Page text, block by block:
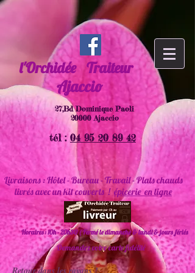
l'Orchidée Traiteur
Ajaccio
27,Bd Dominique Paoli
20000 Ajaccio
tél :04 95 20 89 42
Livraisons : Hôtel - Bureau - Travail - Plats chauds
livrés avec un kit couverts ! épicerie en ligne
Horaires : 10h - 20h30 ( Fermé le dimanche & lundi & jours fériés
Demandez votre carte fidélité
Retour dans les rayons !